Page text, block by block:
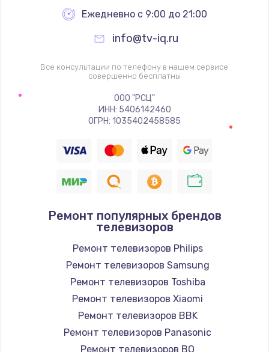
1400 руб.
Заказать
Восстановление цепи питания, пайка
880 руб.
390 руб.
Замена Bluetooth/Wi-Fi модуля
800 руб.
Замена картридера
Заказать
Ежедневно с 9:00 до 21:00
info@tv-iq.ru
Все консультации по телефону в нашем сервисе
совершенно бесплатны
ООО "РСЦ"
ИНН: 5406142460
ОГРН: 1035402458585
Ремонт популярных брендов
телевизоров
Ремонт телевизоров Philips
Ремонт телевизоров Samsung
Ремонт телевизоров Toshiba
Ремонт телевизоров Xiaomi
Ремонт телевизоров BBK
Ремонт телевизоров Panasonic
Ремонт телевизоров BQ